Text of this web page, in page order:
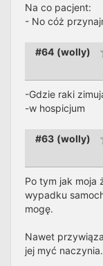
Na co pacjent:
- No cóż
#64 (wolly)
-Gdzie raki
-w hospicjum
#63 (wolly)
Po tym jak moja
wypadku
mogę.
Nawet
jej myć